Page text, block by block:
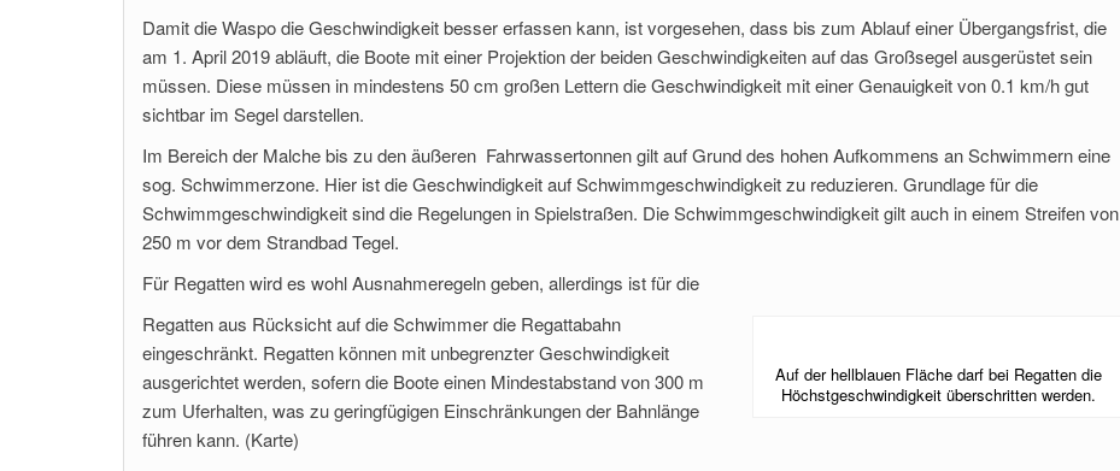
Damit die Waspo die Geschwindigkeit besser erfassen kann, ist vorgesehen, dass bis zum Ablauf einer Übergangsfrist, die
am 1. April 2019 abläuft, die Boote mit einer Projektion der beiden Geschwindigkeiten auf das Großsegel ausgerüstet sein
müssen. Diese müssen in mindestens 50 cm großen Lettern die Geschwindigkeit mit einer Genauigkeit von 0.1 km/h gut
sichtbar im Segel darstellen.
Im Bereich der Malche bis zu den äußeren Fahrwassertonnen gilt auf Grund des hohen Aufkommens an Schwimmern eine
sog. Schwimmerzone. Hier ist die Geschwindigkeit auf Schwimmgeschwindigkeit zu reduzieren. Grundlage für die
Schwimmgeschwindigkeit sind die Regelungen in Spielstraßen. Die Schwimmgeschwindigkeit gilt auch in einem Streifen von
250 m vor dem Strandbad Tegel.
Für Regatten wird es wohl Ausnahmeregeln geben, allerdings ist für die
Auf der hellblauen Fläche darf bei Regatten die
Höchstgeschwindigkeit überschritten werden.
Regatten aus Rücksicht auf die Schwimmer die Regattabahn
eingeschränkt. Regatten können mit unbegrenzter Geschwindigkeit
ausgerichtet werden, sofern die Boote einen Mindestabstand von 300 m
zum Uferhalten, was zu geringfügigen Einschränkungen der Bahnlänge
führen kann. (Karte)